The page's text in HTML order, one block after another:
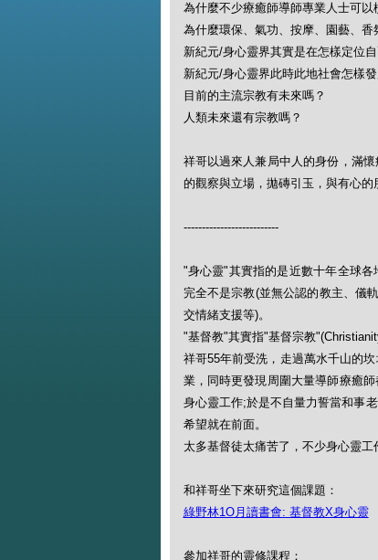
為什麼不少療癒師導師專業人士可
為什麼環保、氣功、按摩、園藝、
新紀元/身心靈界其實是在怎樣定位
新紀元/身心靈界此時此地社會怎樣
目前的主流宗教有未來嗎？
人類未來還有宗教嗎？
祥哥以過來人兼局中人的身份，滿
的觀察與立場，拋磚引玉，與有心的
--------------------------
"身心靈"其實指的是近數十年全球
完全不是宗教(並無公認的教主、儀
交情緒支援等)。
"基督教"其實指"基督宗教
祥哥55年前受洗，走過萬水千山的
業，同時更發現周圍大量導師療癒
身心靈工作;於是不自量力誓當和事
希望就在前面。
太多基督徒太痛苦了，不少身心靈工
和祥哥坐下來研究這個課題：
綠野林1O月讀書會: 基督教X身心靈
參加祥哥的靈修課程：